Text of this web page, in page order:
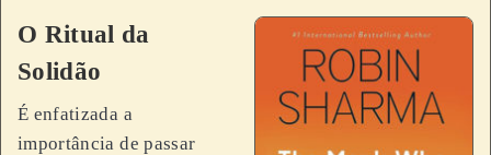
O Ritual da
Solidão
É enfatizada a
importância de passar